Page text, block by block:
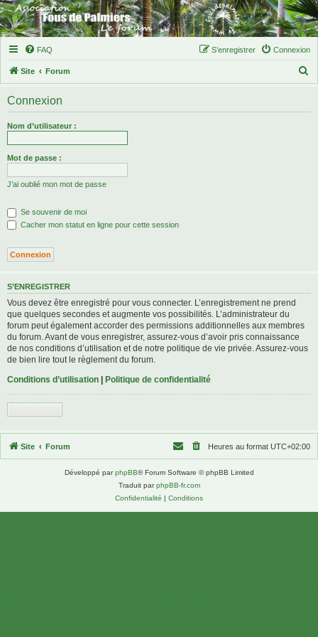
FAQ Connexion
S’enregistrer
Site Forum
Connexion
Nom d’utilisateur :
Mot de passe :
J’ai oublié mon mot de passe
Se souvenir de moi
Cacher mon statut en ligne pour cette session
S’ENREGISTRER
Vous devez être enregistré pour vous connecter. L’enregistrement ne prend
que quelques secondes et augmente vos possibilités. L’administrateur du
forum peut également accorder des permissions additionnelles aux membres
du forum. Avant de vous enregistrer, assurez-vous d’avoir pris connaissance
de nos conditions d’utilisation et de notre politique de vie privée. Assurez-vous
de bien lire tout le règlement du forum.
Conditions d’utilisation | Politique de confidentialité
Site Forum Heures au format UTC+02:00
Développé parphpBB® Forum Software © phpBB Limited
Traduit parphpBB-fr.com
Confidentialité | Conditions